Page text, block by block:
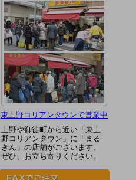
東上野コリアンタウンで営業中
上野や御徒町から近い「東上
野コリアンタウン」に「まる
きん」の店舗がございます。
ぜひ、お立ち寄りください。